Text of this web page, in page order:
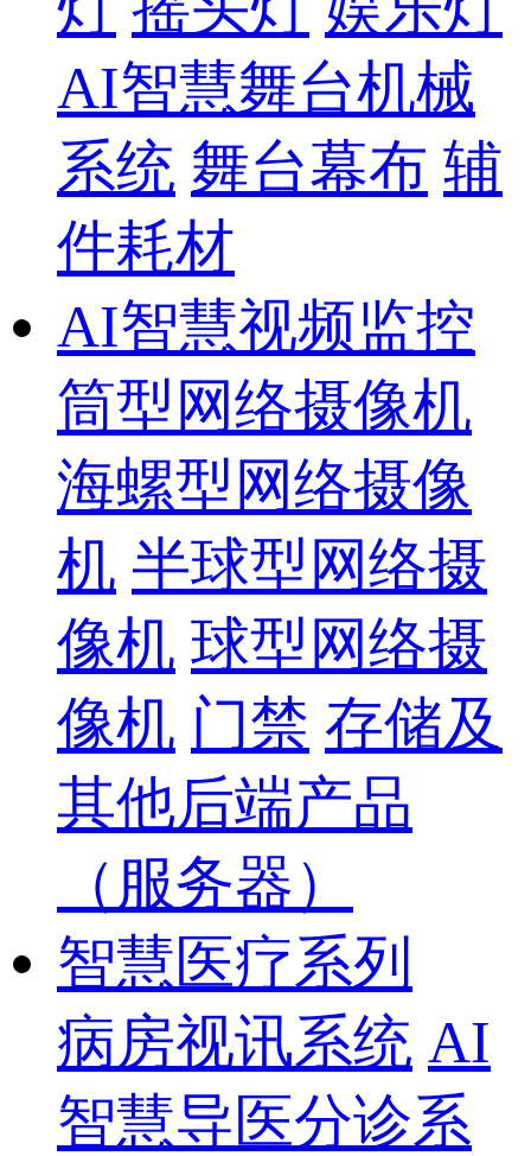
AI智慧舞台机械
系统 舞台幕布 辅
件耗材
AI智慧视频监控
筒型网络摄像机
海螺型网络摄像
机 半球型网络摄
像机 球型网络摄
像机 门禁 存储及
其他后端产品
（服务器）
智慧医疗系列
病房视讯系统 AI
智慧导医分诊系